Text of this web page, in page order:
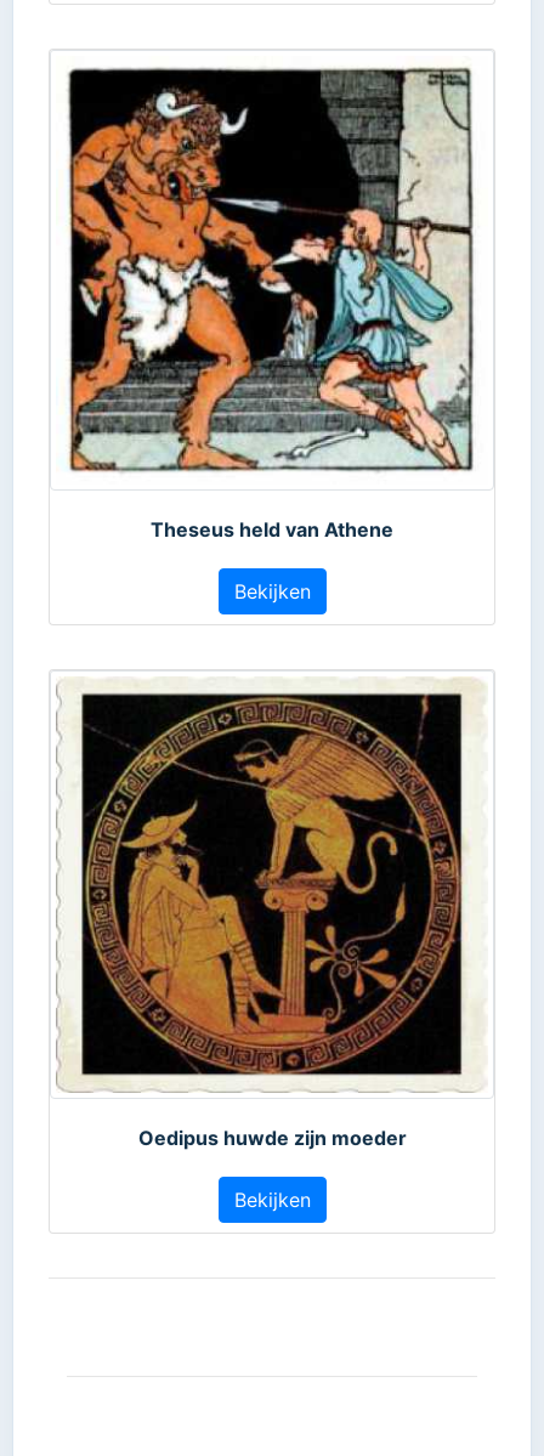
Theseus held van Athene
Bekijken
Oedipus huwde zijn moeder
Bekijken